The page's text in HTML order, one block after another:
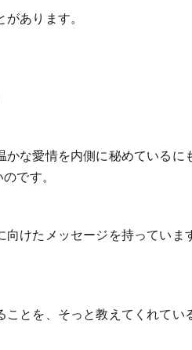
あります。
な愛情を内側に秘めているに
です。
けたメッセージを持っていま
とを、そっと教えてくれてい